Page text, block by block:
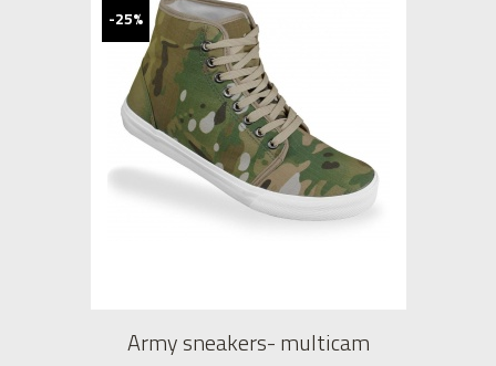
Army sneakers- multicam
-25%